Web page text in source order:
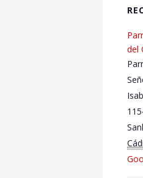
del